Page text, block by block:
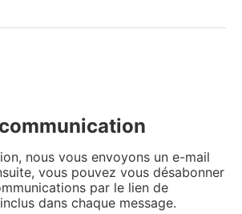
nous vous envoyons un e-mail
vous pouvez vous désabonner
par le lien de
dans chaque message.